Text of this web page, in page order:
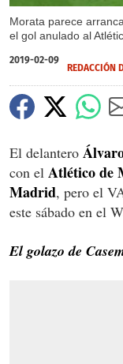
Morata parece
el gol anulado al
2019-02-09
REDACCIÓN
El delantero
con el Atlético de
Madrid, pero el
este sábado en el
El golazo de